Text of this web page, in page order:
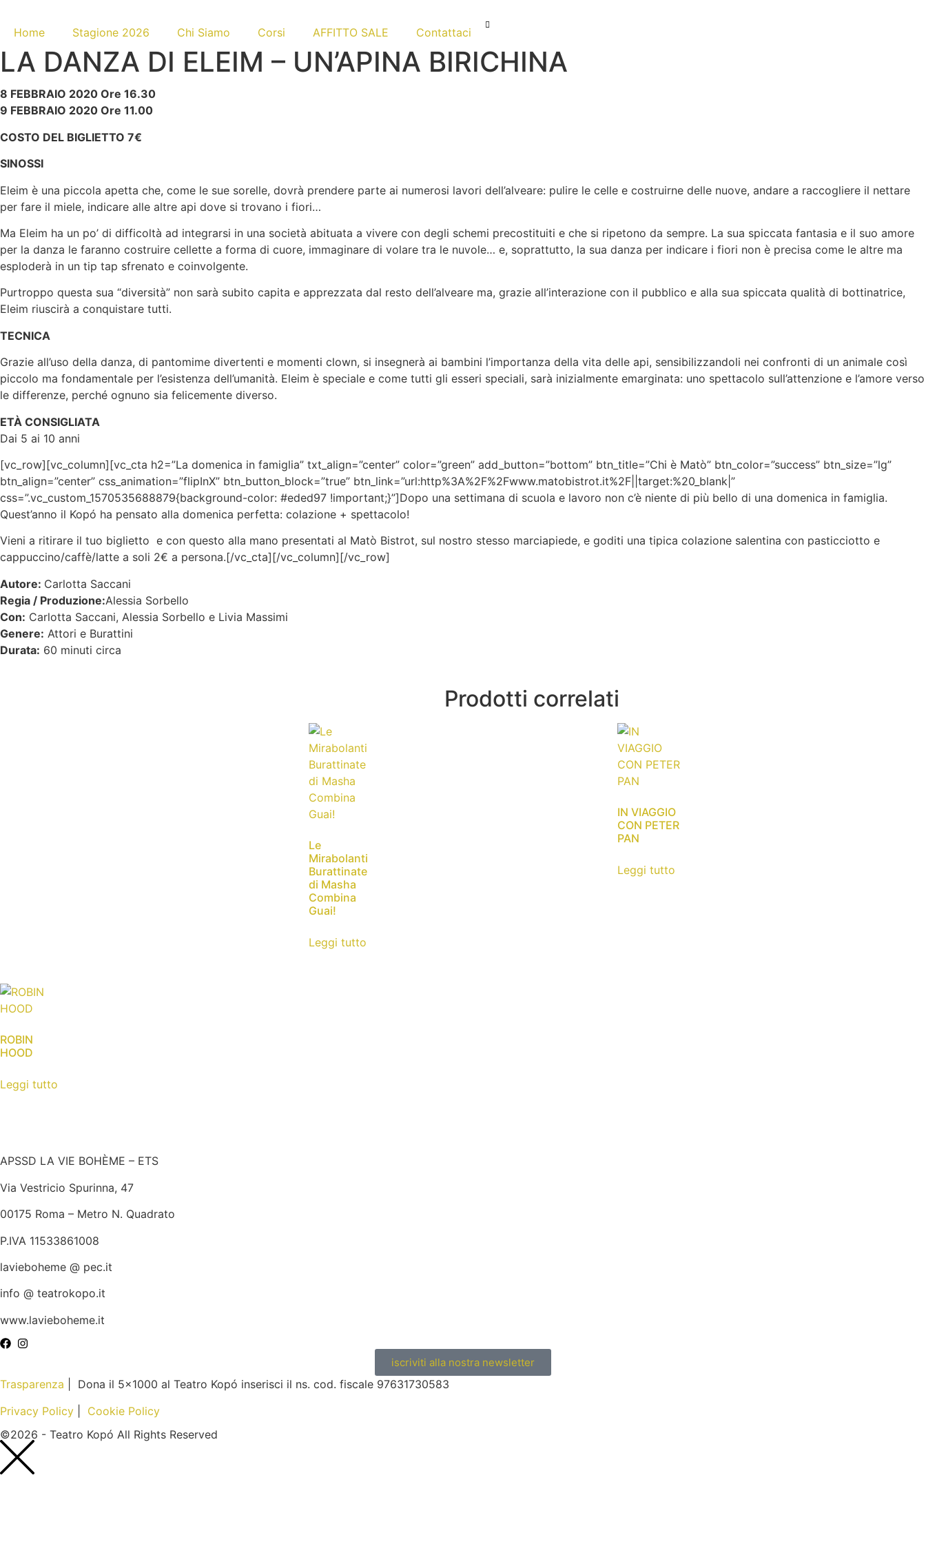
Home Stagione 2026 Chi Siamo Corsi AFFITTO SALE Contattaci
LA DANZA DI ELEIM – UN’APINA BIRICHINA
8 FEBBRAIO 2020 Ore 16.30
9 FEBBRAIO 2020 Ore 11.00
COSTO DEL BIGLIETTO 7€
SINOSSI
Eleim è una piccola apetta che, come le sue sorelle, dovrà prendere parte ai numerosi lavori dell’alveare: pulire le celle e costruirne delle nuove, andare a raccogliere il nettare
per fare il miele, indicare alle altre api dove si trovano i fiori…
Ma Eleim ha un po’ di difficoltà ad integrarsi in una società abituata a vivere con degli schemi precostituiti e che si ripetono da sempre. La sua spiccata fantasia e il suo amore
per la danza le faranno costruire cellette a forma di cuore, immaginare di volare tra le nuvole… e, soprattutto, la sua danza per indicare i fiori non è precisa come le altre ma
esploderà in un tip tap sfrenato e coinvolgente.
Purtroppo questa sua “diversità” non sarà subito capita e apprezzata dal resto dell’alveare ma, grazie all’interazione con il pubblico e alla sua spiccata qualità di bottinatrice,
Eleim riuscirà a conquistare tutti.
TECNICA
Grazie all’uso della danza, di pantomime divertenti e momenti clown, si insegnerà ai bambini l’importanza della vita delle api, sensibilizzandoli nei confronti di un animale così
piccolo ma fondamentale per l’esistenza dell’umanità. Eleim è speciale e come tutti gli esseri speciali, sarà inizialmente emarginata: uno spettacolo sull’attenzione e l’amore verso
le differenze, perché ognuno sia felicemente diverso.
ETÀ CONSIGLIATA
Dai 5 ai 10 anni
[vc_row][vc_column][vc_cta h2=”La domenica in famiglia” txt_align=”center” color=”green” add_button=”bottom” btn_title=”Chi è Matò” btn_color=”success” btn_size=”lg”
btn_align=”center” css_animation=”flipInX” btn_button_block=”true” btn_link=”url:http%3A%2F%2Fwww.matobistrot.it%2F||target:%20_blank|”
css=”.vc_custom_1570535688879{background-color: #eded97 !important;}”]Dopo una settimana di scuola e lavoro non c’è niente di più bello di una domenica in famiglia.
Quest’anno il Kopó ha pensato alla domenica perfetta: colazione + spettacolo!
Vieni a ritirare il tuo biglietto e con questo alla mano presentati al Matò Bistrot, sul nostro stesso marciapiede, e goditi una tipica colazione salentina con pasticciotto e
cappuccino/caffè/latte a soli 2€ a persona.[/vc_cta][/vc_column][/vc_row]
Autore: Carlotta Saccani
Regia / Produzione:Alessia Sorbello
Con: Carlotta Saccani, Alessia Sorbello e Livia Massimi
Genere: Attori e Burattini
Durata: 60 minuti circa
Prodotti correlati
Le
Mirabolanti
Burattinate
di Masha
Combina
Guai!
Leggi tutto
IN VIAGGIO
CON PETER
PAN
Leggi tutto
ROBIN
HOOD
Leggi tutto
APSSD LA VIE BOHÈME – ETS
Via Vestricio Spurinna, 47
00175 Roma – Metro N. Quadrato
P.IVA 11533861008
lavieboheme @ pec.it
info @ teatrokopo.it
www.lavieboheme.it
iscriviti alla nostra newsletter
Trasparenza
| Dona il 5×1000 al Teatro Kopó inserisci il ns. cod. fiscale 97631730583
Privacy Policy
Cookie Policy
©2026 - Teatro Kopó All Rights Reserved